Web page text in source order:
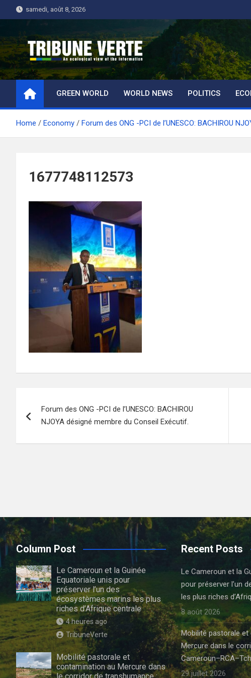
to
samedi, août 8, 2026
Tribune Verte
Un regard écologique de l'information
GREEN WORLD WORLD NEWS POLITICS
Home Economy Forum des ONG -PCI de l’UNESCO: BACHIROU
1677748112573
de
l’article
Forum des ONG -PCI de l’UNESCO: BACHIROU
NJOYA désigné membre du Conseil Exécutif.
Column Post
Le Cameroun et la Guinée
Equatoriale unis pour
préserver l’un des
écosystèmes marins les plus
riches d’Afrique centrale
4 heures ago
TribuneVerte
Mobilité pastorale et
contamination au Mercure dans
Recent Posts
Le Cameroun et la
pour préserver l’un
les plus riches
8 août 2026
Mobilité pastorale
Mercure dans le
29 juillet 2026